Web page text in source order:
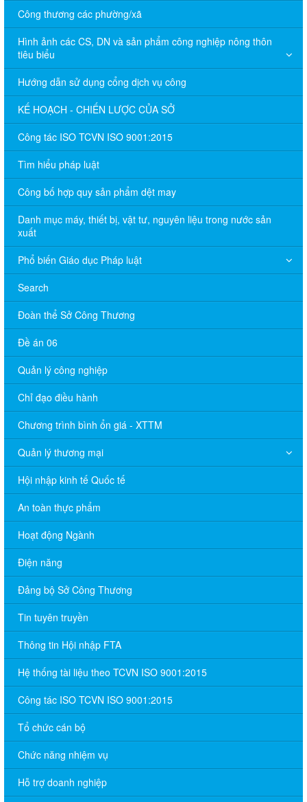
Công thương các phường/xã
Hình ảnh các CS, DN và sản phẩm công nghiệp nông thôn
tiêu biểu
Hướng dẫn sử dụng cổng dịch vụ công
KẾ HOẠCH - CHIẾN LƯỢC CỦA SỞ
Công tác ISO TCVN ISO 9001:2015
Tìm hiểu pháp luật
Công bố hợp quy sản phẩm dệt may
Danh mục máy, thiết bị, vật tư, nguyên liệu trong nước sản
xuất
Phổ biến Giáo dục Pháp luật
Search
Đoàn thể Sở Công Thương
Đề án 06
Quản lý công nghiệp
Chỉ đạo điều hành
Chương trình bình ổn giá - XTTM
Quản lý thương mại
Hội nhập kinh tế Quốc tế
An toàn thực phẩm
Hoạt động Ngành
Điện năng
Đảng bộ Sở Công Thương
Tin tuyên truyền
Thông tin Hội nhập FTA
Hệ thống tài liệu theo TCVN ISO 9001:2015
Công tác ISO TCVN ISO 9001:2015
Tổ chức cán bộ
Chức năng nhiệm vụ
Hỗ trợ doanh nghiệp